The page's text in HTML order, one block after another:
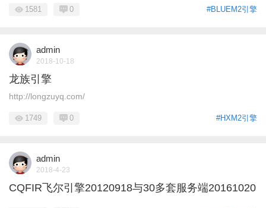
#BLUEM2引擎
1581 0
admin
2018-10-18
龙族引擎
http://longzuyq.com/
#HXM2引擎
1749 0
admin
2018-4-23
CQFIR飞尔引擎20120918与30多套服务端20161020